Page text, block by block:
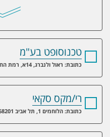
טכנוסופט בע"מ
כתובת: ראול ולנברג, 14א, רמת החייל, תל אביב
רי/מקס סקאי
כתובת: הלוחמים 1, תל אביב 68201